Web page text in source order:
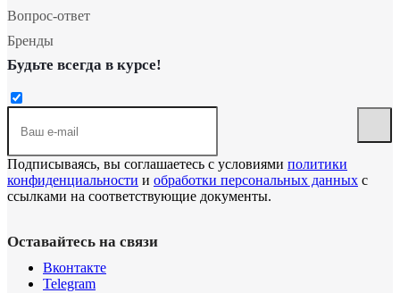
Вопрос-ответ
Бренды
Будьте всегда в курсе!
Подписываясь, вы соглашаетесь с условиями политики
конфиденциальности и обработки персональных данных с
ссылками на соответствующие документы.
Оставайтесь на связи
Вконтакте
Telegram